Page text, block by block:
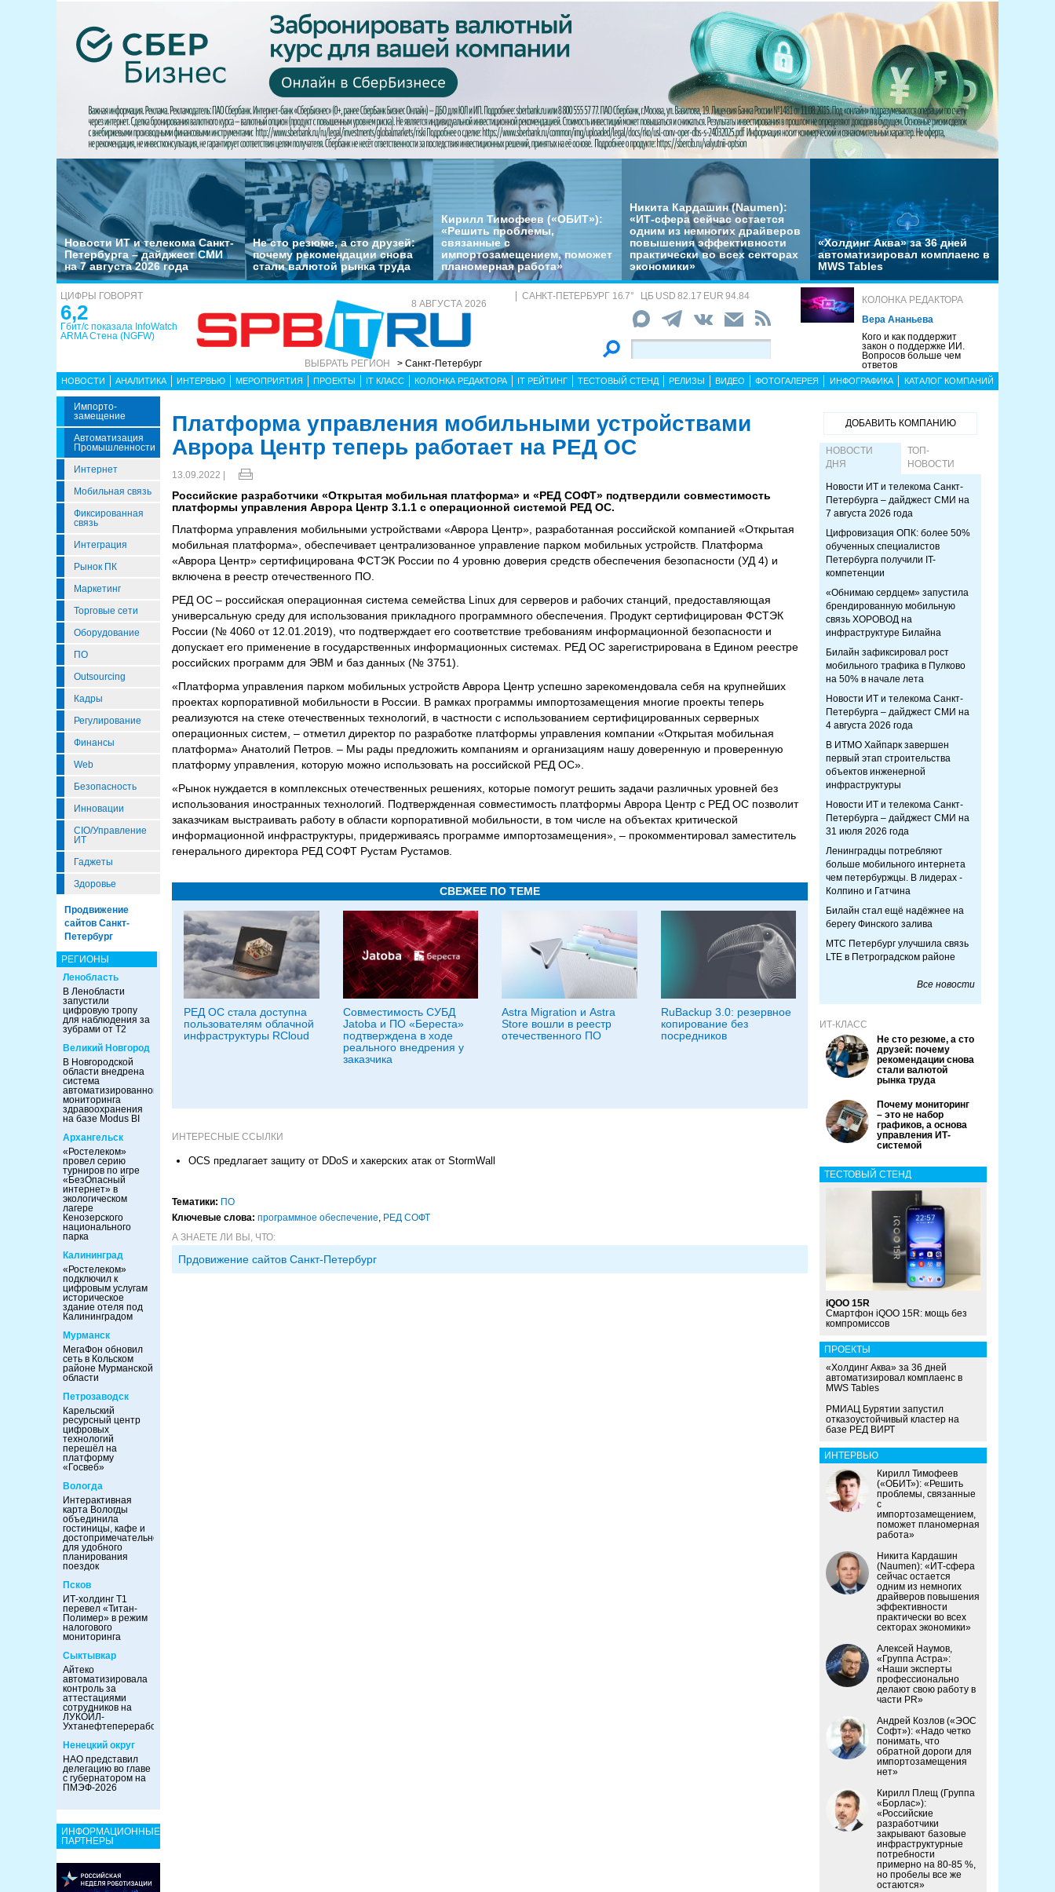
Новости ИТ и телекома Санкт-
Петербурга – дайджест СМИ
на 7 августа 2026 года
Не сто резюме, а сто друзей:
почему рекомендации снова
стали валютой рынка труда
Кирилл Тимофеев («ОБИТ»):
«Решить проблемы,
связанные с
импортозамещением, поможет
планомерная работа»
Никита Кардашин (Naumen):
«ИТ-сфера сейчас остается
одним из немногих драйверов
повышения эффективности
практически во всех секторах
экономики»
«Холдинг Аква» за 36 дней
автоматизировал комплаенс в
MWS Tables
ЦИФРЫ ГОВОРЯТ
6,2
Гбит/с показала InfoWatch
ARMA Стена (NGFW)
8 АВГУСТА 2026
ВЫБРАТЬ РЕГИОН > Санкт-Петербург
САНКТ-ПЕТЕРБУРГ 16.7° ЦБ USD 82.17 EUR 94.84
КОЛОНКА РЕДАКТОРА
Вера Ананьева
Кого и как поддержит
закон о поддержке ИИ.
Вопросов больше чем
ответов
НОВОСТИ АНАЛИТИКА ИНТЕРВЬЮ МЕРОПРИЯТИЯ ПРОЕКТЫ IT КЛАСС КОЛОНКА РЕДАКТОРА IT РЕЙТИНГ ТЕСТОВЫЙ СТЕНД РЕЛИЗЫ ВИДЕО ФОТОГАЛЕРЕЯ ИНФОГРАФИКА КАТАЛОГ КОМПАНИЙ
Импорто­
Замещение
Автоматизация
Промышленности
Интернет
Мобильная связь
Фиксированная
связь
Интеграция
Рынок ПК
Маркетинг
Торговые сети
Оборудование
ПО
Outsourcing
Кадры
Регулирование
Финансы
Web
Безопасность
Инновации
CIO/Управление
ИТ
Гаджеты
Здоровье
Продвижение
сайтов Санкт-
Петербург
РЕГИОНЫ
Ленобласть
В Ленобласти
запустили
цифровую тропу
для наблюдения за
зубрами от Т2
Великий Новгород
В Новгородской
области внедрена
система
автоматизированного
мониторинга
здравоохранения
на базе Modus BI
Архангельск
«Ростелеком»
провел серию
турниров по игре
«БезОпасный
интернет» в
экологическом
лагере
Кенозерского
национального
парка
Калининград
«Ростелеком»
подключил к
цифровым услугам
историческое
здание отеля под
Калининградом
Мурманск
МегаФон обновил
сеть в Кольском
районе Мурманской
области
Петрозаводск
Карельский
ресурсный центр
цифровых
технологий
перешёл на
платформу
«Госвеб»
Вологда
Интерактивная
карта Вологды
объединила
гостиницы, кафе и
достопримечательности
для удобного
планирования
поездок
Псков
ИТ-холдинг Т1
перевел «Титан-
Полимер» в режим
налогового
мониторинга
Сыктывкар
Айтеко
автоматизировала
контроль за
аттестациями
сотрудников на
ЛУКОЙЛ-
Ухтанефтепереработка
Ненецкий округ
НАО представил
делегацию во главе
с губернатором на
ПМЭФ-2026
ИНФОРМАЦИОННЫЕ
ПАРТНЕРЫ
Платформа управления мобильными устройствами
Аврора Центр теперь работает на РЕД ОС
13.09.2022 |
Российские разработчики «Открытая мобильная платформа» и «РЕД СОФТ» подтвердили совместимость
платформы управления Аврора Центр 3.1.1 с операционной системой РЕД ОС.
Платформа управления мобильными устройствами «Аврора Центр», разработанная российской компанией «Открытая
мобильная платформа», обеспечивает централизованное управление парком мобильных устройств. Платформа
«Аврора Центр» сертифицирована ФСТЭК России по 4 уровню доверия средств обеспечения безопасности (УД 4) и
включена в реестр отечественного ПО.
РЕД ОС – российская операционная система семейства Linux для серверов и рабочих станций, предоставляющая
универсальную среду для использования прикладного программного обеспечения. Продукт сертифицирован ФСТЭК
России (№ 4060 от 12.01.2019), что подтверждает его соответствие требованиям информационной безопасности и
допускает его применение в государственных информационных системах. РЕД ОС зарегистрирована в Едином реестре
российских программ для ЭВМ и баз данных (№ 3751).
«Платформа управления парком мобильных устройств Аврора Центр успешно зарекомендовала себя на крупнейших
проектах корпоративной мобильности в России. В рамках программы импортозамещения многие проекты теперь
реализуются на стеке отечественных технологий, в частности с использованием сертифицированных серверных
операционных систем, – отметил директор по разработке платформы управления компании «Открытая мобильная
платформа» Анатолий Петров. – Мы рады предложить компаниям и организациям нашу доверенную и проверенную
платформу управления, которую можно использовать на российской РЕД ОС».
«Рынок нуждается в комплексных отечественных решениях, которые помогут решить задачи различных уровней без
использования иностранных технологий. Подтвержденная совместимость платформы Аврора Центр с РЕД ОС позволит
заказчикам выстраивать работу в области корпоративной мобильности, в том числе на объектах критической
информационной инфраструктуры, придерживаясь программе импортозамещения», – прокомментировал заместитель
генерального директора РЕД СОФТ Рустам Рустамов.
СВЕЖЕЕ ПО ТЕМЕ
РЕД ОС стала доступна
пользователям облачной
инфраструктуры RCloud
Совместимость СУБД
Jatoba и ПО «Береста»
подтверждена в ходе
реального внедрения у
заказчика
Astra Migration и Astra
Store вошли в реестр
отечественного ПО
RuBackup 3.0: резервное
копирование без
посредников
ИНТЕРЕСНЫЕ ССЫЛКИ
OCS предлагает защиту от DDoS и хакерских атак от StormWall
Тематики: ПО
Ключевые слова: программное обеспечение, РЕД СОФТ
А ЗНАЕТЕ ЛИ ВЫ, ЧТО:
Прдовижение сайтов Санкт-Петербург
ДОБАВИТЬ КОМПАНИЮ
НОВОСТИ
ДНЯ
ТОП-
НОВОСТИ
Новости ИТ и телекома Санкт-
Петербурга – дайджест СМИ на
7 августа 2026 года
Цифровизация ОПК: более 50%
обученных специалистов
Петербурга получили IT-
компетенции
«Обнимаю сердцем» запустила
брендированную мобильную
связь ХОРОВОД на
инфраструктуре Билайна
Билайн зафиксировал рост
мобильного трафика в Пулково
на 50% в начале лета
Новости ИТ и телекома Санкт-
Петербурга – дайджест СМИ на
4 августа 2026 года
В ИТМО Хайпарк завершен
первый этап строительства
объектов инженерной
инфраструктуры
Новости ИТ и телекома Санкт-
Петербурга – дайджест СМИ на
31 июля 2026 года
Ленинградцы потребляют
больше мобильного интернета
чем петербуржцы. В лидерах -
Колпино и Гатчина
Билайн стал ещё надёжнее на
берегу Финского залива
МТС Петербург улучшила связь
LTE в Петроградском районе
Все новости
ИТ-КЛАСС
Не сто резюме, а сто
друзей: почему
рекомендации снова
стали валютой
рынка труда
Почему мониторинг
– это не набор
графиков, а основа
управления ИТ-
системой
ТЕСТОВЫЙ СТЕНД
iQOO 15R
Смартфон iQOO 15R: мощь без
компромиссов
ПРОЕКТЫ
«Холдинг Аква» за 36 дней
автоматизировал комплаенс в
MWS Tables
РМИАЦ Бурятии запустил
отказоустойчивый кластер на
базе РЕД ВИРТ
ИНТЕРВЬЮ
Кирилл Тимофеев
(«ОБИТ»): «Решить
проблемы, связанные
с
импортозамещением,
поможет планомерная
работа»
Никита Кардашин
(Naumen): «ИТ-сфера
сейчас остается
одним из немногих
драйверов повышения
эффективности
практически во всех
секторах экономики»
Алексей Наумов,
«Группа Астра»:
«Наши эксперты
профессионально
делают свою работу в
части PR»
Андрей Козлов («ЭОС
Софт»): «Надо четко
понимать, что
обратной дороги для
импортозамещения
нет»
Кирилл Плещ (Группа
«Борлас»):
«Российские
разработчики
закрывают базовые
инфраструктурные
потребности
примерно на 80-85 %,
но пробелы все же
остаются»